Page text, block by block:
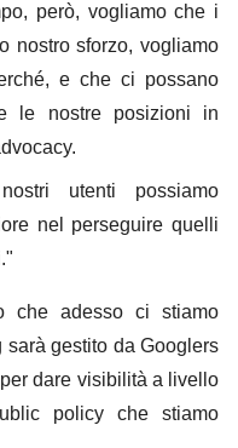
però, vogliamo che i
nostro sforzo, vogliamo
e che ci possano
le nostre posizioni in
utenti possiamo
nel perseguire quelli
che adesso ci stiamo
gestito da Googlers
dare visibilità a livello
policy che stiamo